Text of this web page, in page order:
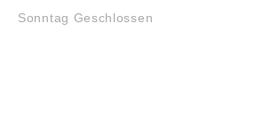
Sonntag Geschlossen